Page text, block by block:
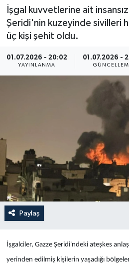
İşgal kuvvetlerine ait
Şeridi'nin kuzeyinde sivilleri
üç kişi şehit oldu.
01.07.2026 - 20:02
YAYINLANMA
01.07.2026 -
Paylaş
İşgalciler, Gazze Şeridi'ndeki ateşkes
yerinden edilmiş kişilerin yaşadığı
Resmi İlanlar
Sağlık
Si̇yaset
Bi̇li̇m & Teknoloji̇
Dünya
Eği̇ti̇m
Tüm Manşetler
Son Dakika Haberleri
Haber Arşivi